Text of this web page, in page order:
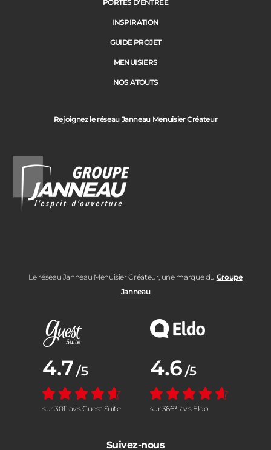
Rejoignez le réseau Janneau Menuisier Créateur
Le réseau Janneau Menuisier Créateur, une marque du Groupe
Janneau
PORTES D’ENTRÉE
INSPIRATION
GUIDE PROJET
MENUISIERS
NOS ATOUTS
Note moyenne :
4.7 /5
sur 3011 avis Guest Suite
Note moyenne :
4.6 /5
sur 3663 avis Eldo
Suivez-nous